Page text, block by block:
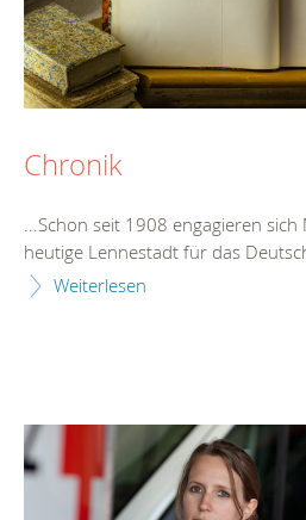
Chronik
...Schon seit 1908 engagieren
heutige Lennestadt für das
Weiterlesen